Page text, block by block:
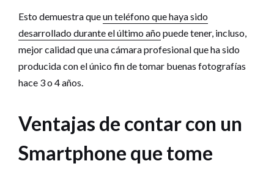
Esto demuestra queun teléfono que haya sido
desarrollado durante el último añopuede tener, incluso,
mejor calidad que una cámara profesional que ha sido
producida con el único fin de tomar buenas fotografías
hace 3 o 4 años.
Ventajas de contar con un
Smartphone que tome